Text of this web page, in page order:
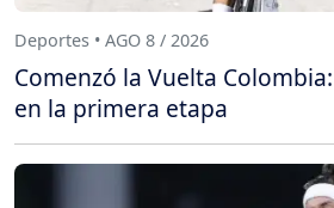
Deportes • AGO 8 / 2026
Comenzó la Vuelta
en la primera etapa